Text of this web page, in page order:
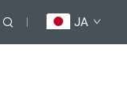
JA